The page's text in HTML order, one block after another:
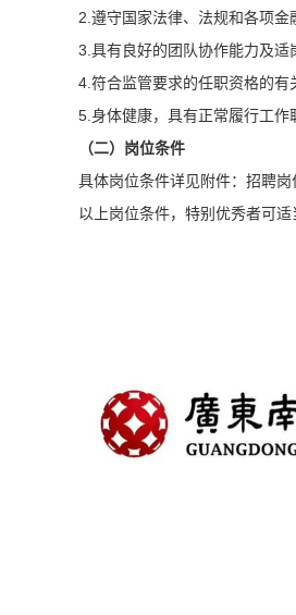
2. 遵守国家法律、法规和各项金
3. 具有良好的团队协作能力及适
4. 符合监管要求的任职资格的有
5. 身体健康，具有正常履行工作
（二）岗位条件
具体岗位条件详见附件：招聘岗
以上岗位条件，特别优秀者可适